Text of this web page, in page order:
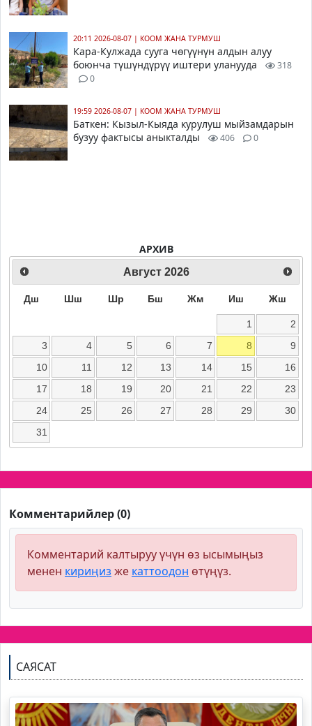
20:11 2026-08-07 | КООМ ЖАНА ТУРМУШ
Кара-Кулжада сууга чөгүүнүн алдын алуу
боюнча түшүндүрүү иштери уланууда
318
0
19:59 2026-08-07 | КООМ ЖАНА ТУРМУШ
Баткен: Кызыл-Кыяда курулуш мыйзамдарын
бузуу фактысы аныкталды
406 0
АРХИВ
Август 2026
Дш Шш Шр Бш Жм Иш Жш
1
2
3
4 5 6 7 8
9
10
11 12 13 14 15
16
17
18 19 20 21 22
23
24
25 26 27 28 29
30
31
Комментарийлер (0)
Комментарий калтыруу үчүн өз ысымыңыз
менен кириңиз же каттоодон өтүңүз.
САЯСАТ